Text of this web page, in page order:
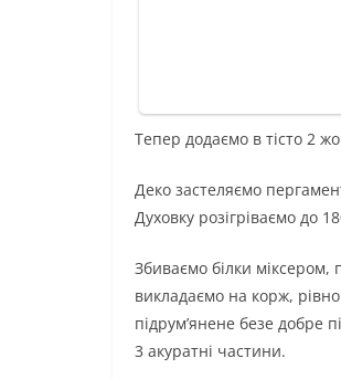
Тепер додаємо в тісто 2
Деко застеляємо
Духовку розігріваємо до
Збиваємо білки міксером,
викладаємо на корж,
підрум’янене безе добре
3 акуратні частини.